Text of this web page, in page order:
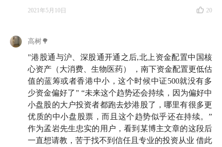
2021年5月10日 20
高树🌳
"港股通与沪、深股通开通之后,北上资金配置中国核
心资产（大消费、生物医药） ，南下资金配置更低估
值的蓝筹或者香港中小，这个时候中证500就没有多
少资金偏好了" “未来这个趋势还会持续，因为偏好中
小盘股的大户投资者都跑去炒港股了，哪里有很多更
优质的中小盘股票，而且这个趋势似乎还在持续。”
作为孟岩先生忠实的用户，看到某博主文章的这段后
一直想请教，苦于找不到信任且专业的投资从业 借此